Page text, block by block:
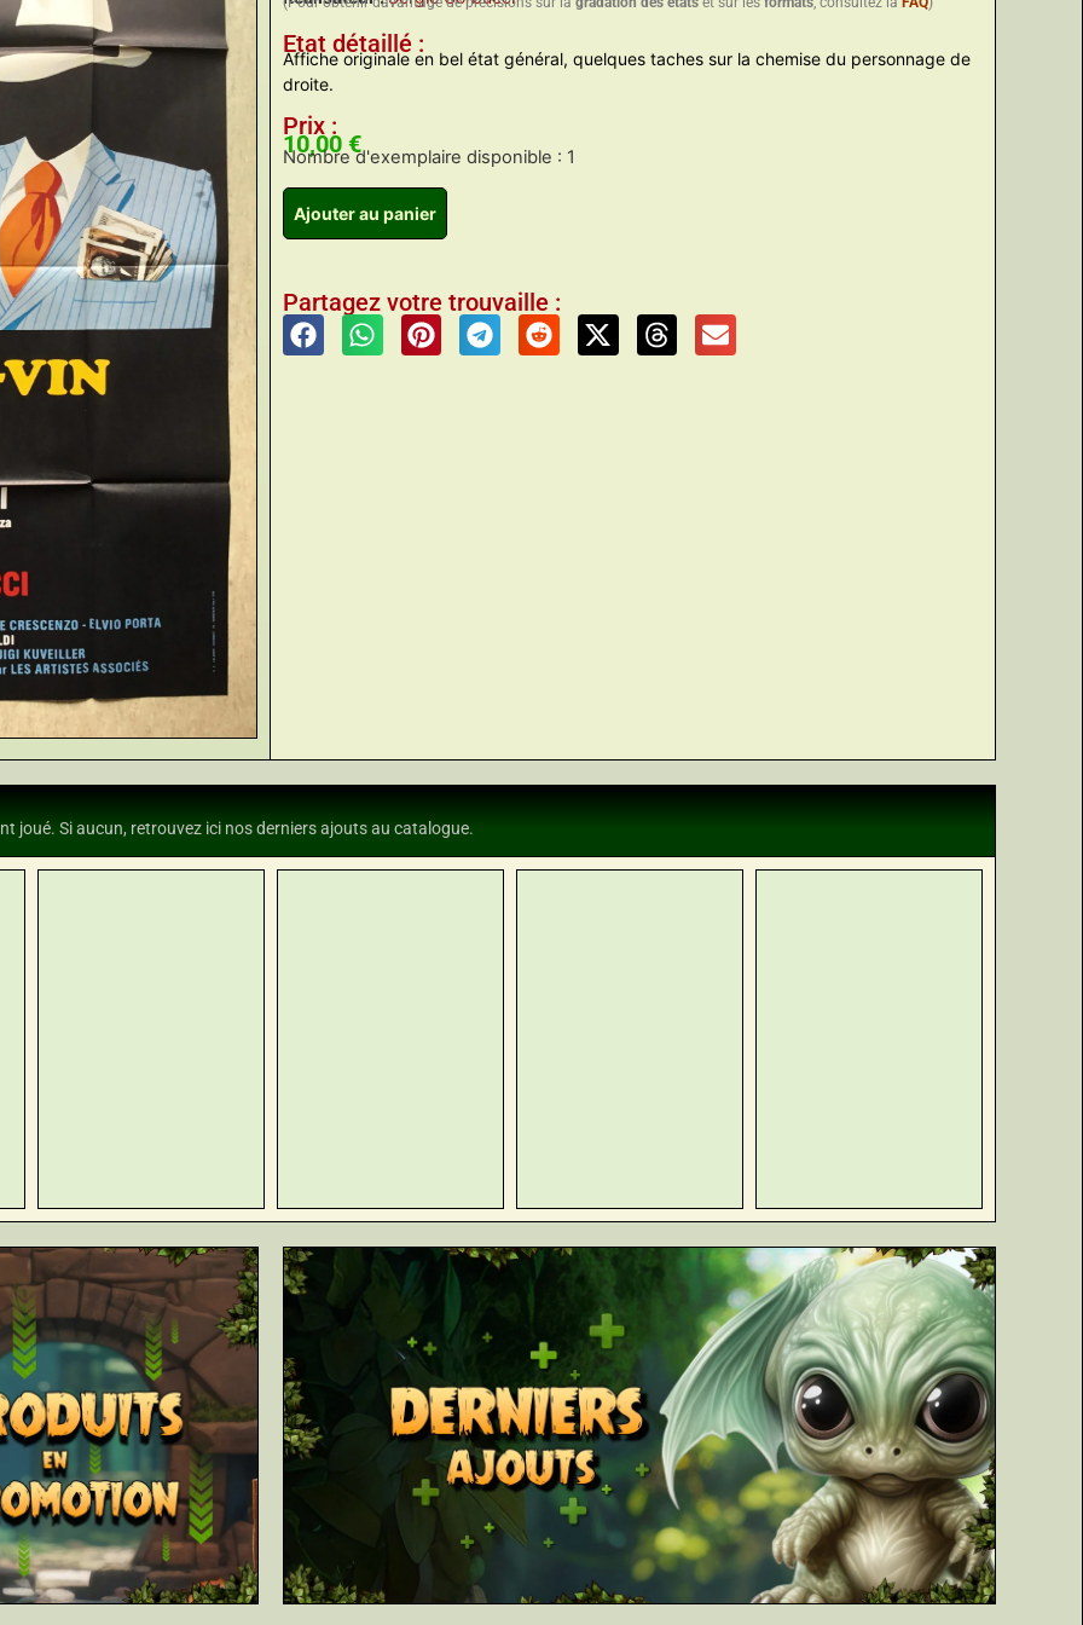
Etat détaillé :
Affiche originale en bel état général, quelques taches sur la chemise du personnage de
droite.
Prix :
10,00 €
Nombre d'exemplaire disponible : 1
Ajouter au panier
Partagez votre trouvaille :
joué. Si aucun, retrouvez ici nos derniers ajouts au catalogue.